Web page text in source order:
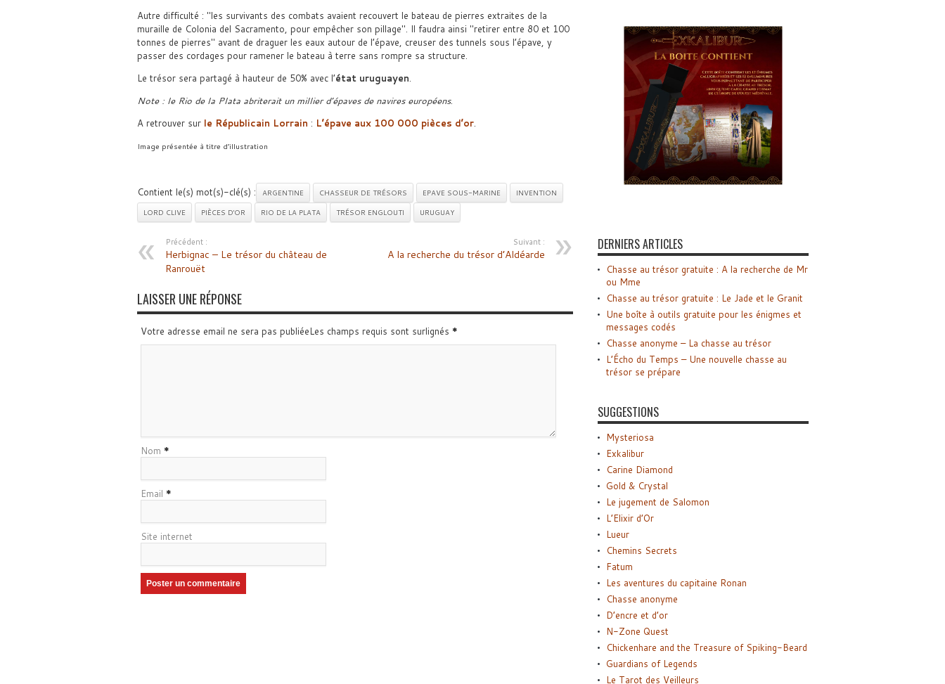
Autre difficulté :
les survivants des combats avaient recouvert le bateau de pierres extraites de la
muraille de Colonia del Sacramento, pour empêcher son pillage . Il faudra ainsi
retirer entre 80 et 100
tonnes de pierres
avant de draguer les eaux autour de l’épave, creuser des tunnels sous l’épave, y
passer des cordages pour ramener le bateau à terre sans rompre sa structure.
Le trésor sera partagé à hauteur de 50% avec l’état uruguayen.
Note : le Rio de la Plata abriterait un millier d’épaves de navires européens.
A retrouver sur le Républicain Lorrain : L’épave aux 100 000 pièces d’or.
Image présentée à titre d’illustration
Contient le(s) mot(s)-clé(s) : ARGENTINE CHASSEUR DE TRÉSORS EPAVE SOUS-MARINE
INVENTION
LORD CLIVE
PIÈCES D'OR RIO DE LA PLATA TRÉSOR ENGLOUTI URUGUAY
Précédent :
Herbignac – Le trésor du château de
Ranrouët
Suivant :
A la recherche du trésor d’Aldéarde
LAISSER UNE RÉPONSE
Votre adresse email ne sera pas publiéeLes champs requis sont surlignés *
Nom *
Email *
Site internet
DERNIERS ARTICLES
Chasse au trésor gratuite : A la recherche de Mr
ou Mme
Chasse au trésor gratuite : Le Jade et le Granit
Une boîte à outils gratuite pour les énigmes et
messages codés
Chasse anonyme – La chasse au trésor
L’Écho du Temps – Une nouvelle chasse au
trésor se prépare
SUGGESTIONS
Mysteriosa
Exkalibur
Carine Diamond
Gold & Crystal
Le jugement de Salomon
L’Elixir d’Or
Lueur
Chemins Secrets
Fatum
Les aventures du capitaine Ronan
Chasse anonyme
D’encre et d’or
N-Zone Quest
Chickenhare and the Treasure of Spiking-Beard
Guardians of Legends
Le Tarot des Veilleurs